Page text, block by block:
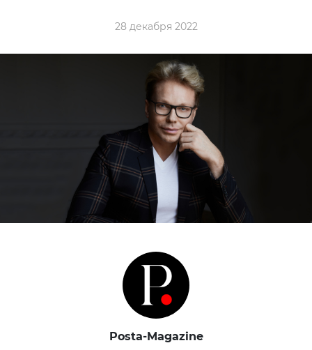
28 декабря 2022
Posta-Magazine